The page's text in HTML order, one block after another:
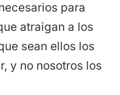
para
atraigan a los
sean ellos los
y no nosotros los